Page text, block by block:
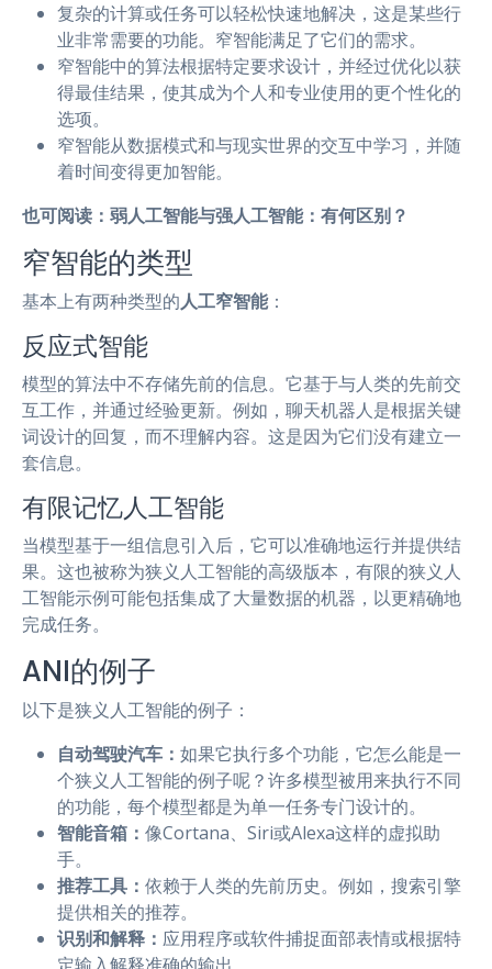
复杂的计算或任务可以轻松快速地解决，这是某些行
业非常需要的功能。窄智能满足了它们的需求。
窄智能中的算法根据特定要求设计，并经过优化以获
得最佳结果，使其成为个人和专业使用的更个性化的
选项。
窄智能从数据模式和与现实世界的交互中学习，并随
着时间变得更加智能。
也可阅读：弱人工智能与强人工智能：有何区别？
窄智能的类型
基本上有两种类型的人工窄智能：
反应式智能
模型的算法中不存储先前的信息。它基于与人类的先前交
互工作，并通过经验更新。例如，聊天机器人是根据关键
词设计的回复，而不理解内容。这是因为它们没有建立一
套信息。
有限记忆人工智能
当模型基于一组信息引入后，它可以准确地运行并提供结
果。这也被称为狭义人工智能的高级版本，有限的狭义人
工智能示例可能包括集成了大量数据的机器，以更精确地
完成任务。
ANI的例子
以下是狭义人工智能的例子：
自动驾驶汽车： 如果它执行多个功能，它怎么能是一
个狭义人工智能的例子呢？许多模型被用来执行不同
的功能，每个模型都是为单一任务专门设计的。
智能音箱： 像Cortana、Siri或Alexa这样的虚拟助
手。
推荐工具： 依赖于人类的先前历史。例如，搜索引擎
提供相关的推荐。
识别和解释： 应用程序或软件捕捉面部表情或根据特